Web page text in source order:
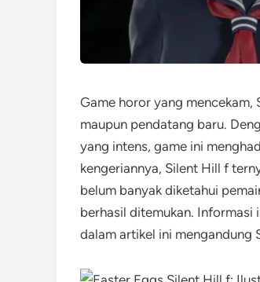
Game horor yang
maupun pendatang baru.
yang intens, game ini
kengeriannya, Silent Hill f
belum banyak diketahui
berhasil ditemukan. Informasi
dalam artikel ini mengandung